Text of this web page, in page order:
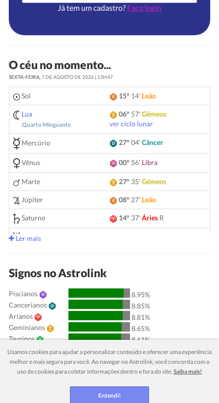
Já tem um cadastro? Faça login
O céu no momento...
SEXTA-FEIRA, 7 DE AGOSTO DE 2026 | 13H47
Sol 15° 14' Leão
Lua
Quarto Minguante
06° 57'Gêmeos
ver ciclo lunar
Mercúrio 27°04'Câncer
Vênus 00° 56' Libra
Marte 27° 35'Gêmeos
Júpiter 08°27' Leão
Saturno 14° 37'Áries R
Urano
Plutão
Quiron 51'Touro
Lilith 45'Sagitário
Nodo Norte 29°53' Aquário
Aspectos ativos orbe
Saturno
Ler mais
Signos no Astrolink
Piscianos
8.95%
Cancerianos
8.85%
Arianos
8.81%
Geminianos
8.65%
Taurinos
8.61%
Leoninos
8.27%
Aquarianos
8.27%
Virginianos
8.24%
8.08%
Usamos cookies para ajudar a personalizar conteúdo e oferecer uma experiência
melhor e mais segura para você. Ao navegar no Astrolink, você concorda com o
uso de cookies para coletar informações dentro e fora do site. Saiba mais!
Entendi!